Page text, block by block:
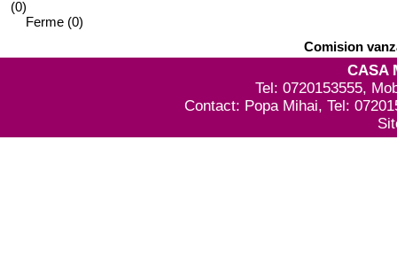
(0)
Ferme (0)
Comision
CASA
Tel: 0720153555,
Contact: Popa Mihai, Tel: